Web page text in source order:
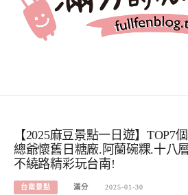
【2025麻豆景點一日遊】TOP7
總爺懷舊日糖廠.阿蘭碗粿.十八
不繞路精彩玩台南!
台南景點 滿分 2025-01-30